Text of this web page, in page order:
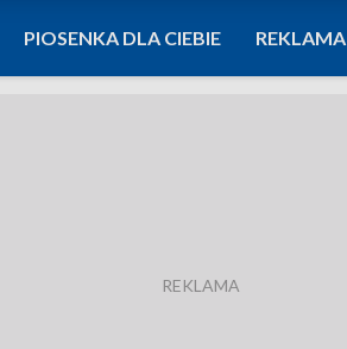
PIOSENKA DLA CIEBIE REKLAMA